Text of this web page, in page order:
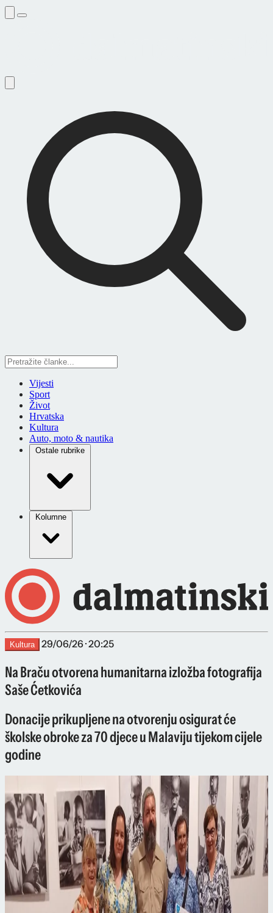
Vijesti
Sport
Život
Hrvatska
Kultura
Auto, moto & nautika
Ostale rubrike
Kolumne
Kultura 29/06/26 · 20:25
Na Braču otvorena humanitarna izložba fotografija
Saše Ćetkovića
Donacije prikupljene na otvorenju osigurat će
školske obroke za 70 djece u Malaviju tijekom cijele
godine